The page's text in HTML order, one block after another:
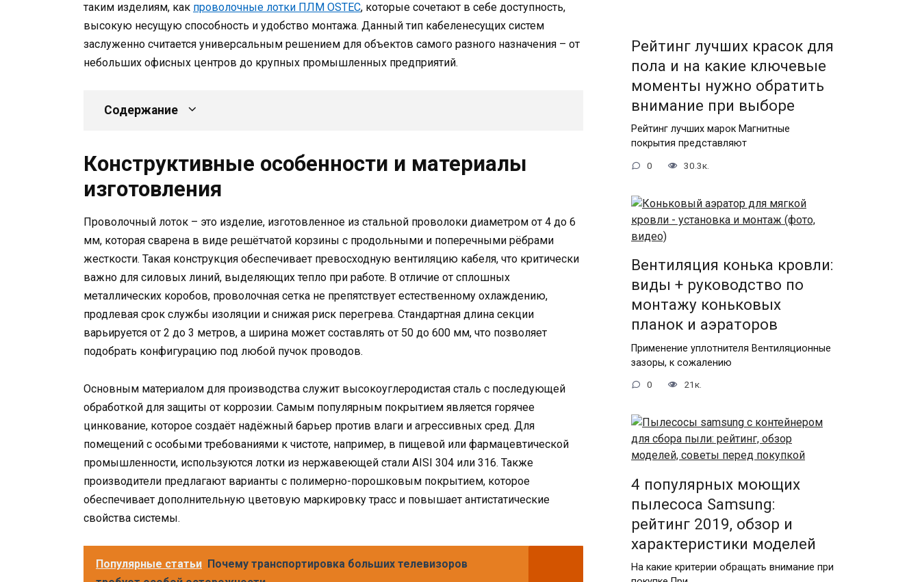
таким изделиям, как проволочные лотки ПЛМ OSTEC, которые сочетают в себе доступность,
высокую несущую способность и удобство монтажа. Данный тип кабеленесущих систем
заслуженно считается универсальным решением для объектов самого разного назначения – от
небольших офисных центров до крупных промышленных предприятий.
Содержание
Конструктивные особенности и материалы
изготовления
Проволочный лоток – это изделие, изготовленное из стальной проволоки диаметром от 4 до 6
мм, которая сварена в виде решётчатой корзины с продольными и поперечными рёбрами
жесткости. Такая конструкция обеспечивает превосходную вентиляцию кабеля, что критически
важно для силовых линий, выделяющих тепло при работе. В отличие от сплошных
металлических коробов, проволочная сетка не препятствует естественному охлаждению,
продлевая срок службы изоляции и снижая риск перегрева. Стандартная длина секции
варьируется от 2 до 3 метров, а ширина может составлять от 50 до 600 мм, что позволяет
подобрать конфигурацию под любой пучок проводов.
Основным материалом для производства служит высокоуглеродистая сталь с последующей
обработкой для защиты от коррозии. Самым популярным покрытием является горячее
цинкование, которое создаёт надёжный барьер против влаги и агрессивных сред. Для
помещений с особыми требованиями к чистоте, например, в пищевой или фармацевтической
промышленности, используются лотки из нержавеющей стали AISI 304 или 316. Также
производители предлагают варианты с полимерно-порошковым покрытием, которое
обеспечивает дополнительную цветовую маркировку трасс и повышает антистатические
свойства системы.
Популярные статьи Почему транспортировка больших телевизоров
Рейтинг лучших красок для
пола и на какие ключевые
моменты нужно обратить
внимание при выборе
Рейтинг лучших марок Магнитные
покрытия представляют
0 30.3к.
Вентиляция конька кровли:
виды + руководство по
монтажу коньковых
планок и аэраторов
Применение уплотнителя Вентиляционные
зазоры, к сожалению
0 21к.
4 популярных моющих
пылесоса Samsung:
рейтинг 2019, обзор и
характеристики моделей
На какие критерии обращать внимание при